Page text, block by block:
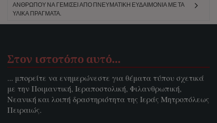
ΑΝΘΡΏΠΟΥ ΝΑ ΓΕΜΊΣΕΙ ΑΠΌ ΠΝΕΥΜΑΤΙΚΉ ΕΥΔΑΙΜΟΝΊΑ ΜΕ ΤΑ
ΥΛΙΚΆ ΠΡΆΓΜΑΤΑ.
Στον ιστοτόπο αυτό…
... μπορείτε να ενημερώνεστε για θέματα τύπου σχετικά
με την Ποιμαντική, Ιεραποστολική, Φιλανθρωπική,
Νεανική και λοιπή δραστηριότητα της Ιεράς Μητροπόλεως
Πειραιώς.